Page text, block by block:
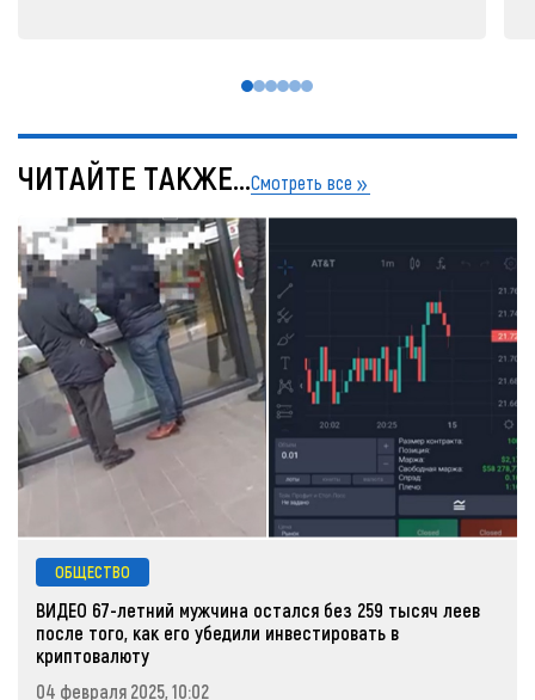
ЧИТАЙТЕ ТАКЖЕ...Смотреть все
ОБЩЕСТВО
ВИДЕО 67-летний мужчина остался без 259 тысяч леев
после того, как его убедили инвестировать в
криптовалюту
04 февраля 2025, 10:02